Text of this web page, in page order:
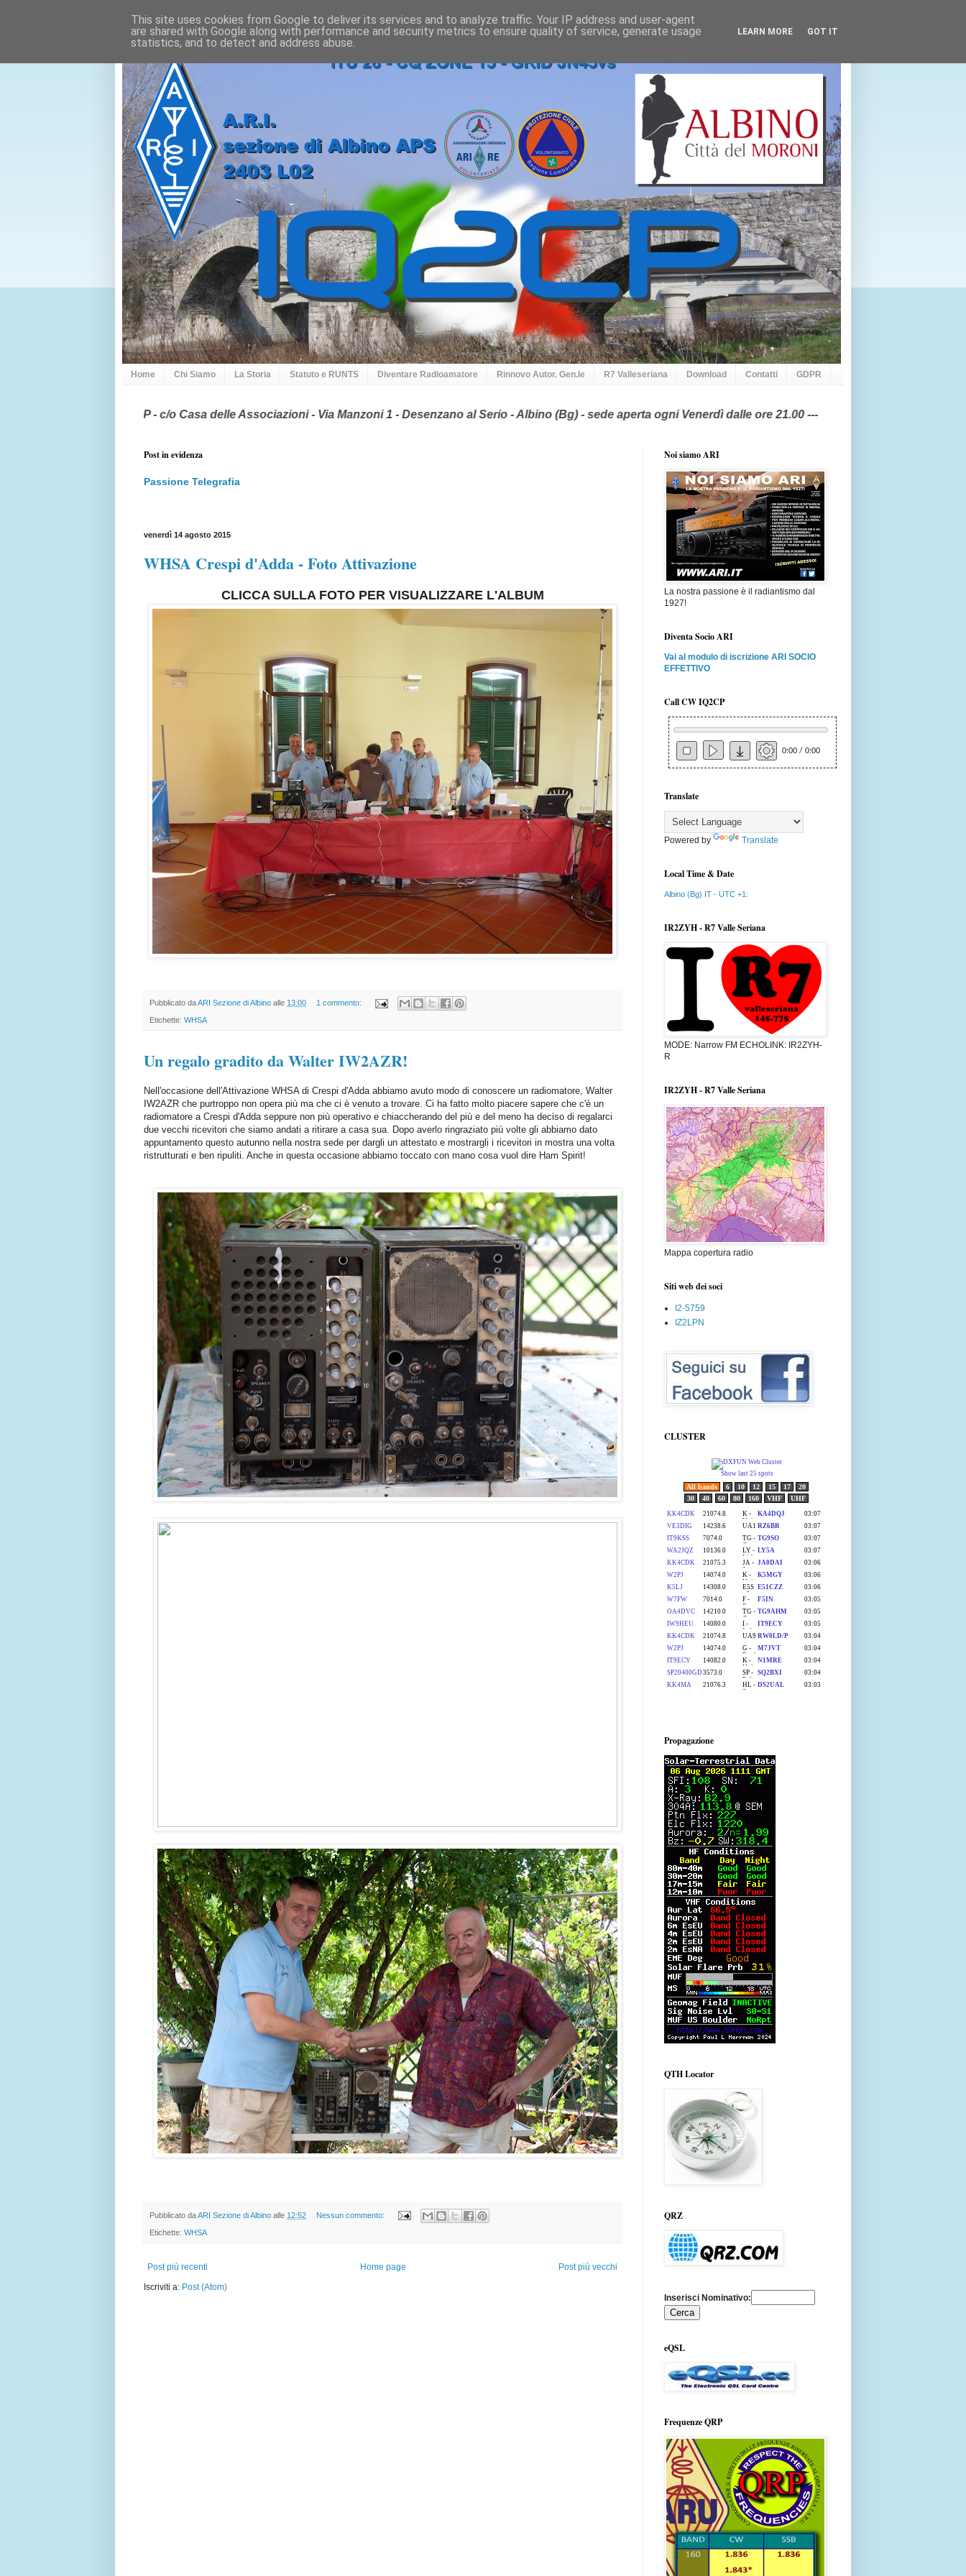
Home Chi Siamo La Storia Statuto e RUNTS Diventare Radioamatore Rinnovo Autor. Gen.le R7 Valleseriana Download Contatti GDPR
- IQ2CP - c/o Casa delle Associazioni - Via Manzoni 1 - Desenzano al Serio - Albino (Bg) - sede aperta ogni Venerdì dalle ore 21.00 ---
Post in evidenza
Passione Telegrafia
venerdì 14 agosto 2015
WHSA Crespi d'Adda - Foto Attivazione
CLICCA SULLA FOTO PER VISUALIZZARE L'ALBUM
Pubblicato daARI Sezione di Albino alle 13:00 1 commento:
Etichette: WHSA
Un regalo gradito da Walter IW2AZR!
Nell'occasione dell'Attivazione WHSA di Crespi d'Adda abbiamo avuto modo di conoscere un radiomatore, Walter
IW2AZR che purtroppo non opera più ma che ci è venuto a trovare. Ci ha fatto molto piacere sapere che c'è un
radiomatore a Crespi d'Adda seppure non più operativo e chiaccherando del più e del meno ha deciso di regalarci
due vecchi ricevitori che siamo andati a ritirare a casa sua. Dopo averlo ringraziato più volte gli abbiamo dato
appuntamento questo autunno nella nostra sede per dargli un attestato e mostrargli i ricevitori in mostra una volta
ristrutturati e ben ripuliti. Anche in questa occasione abbiamo toccato con mano cosa vuol dire Ham Spirit!
Pubblicato daARI Sezione di Albino alle 12:52 Nessun commento:
Etichette: WHSA
Post più recenti Post più vecchi
Home page
Iscriviti a: Post (Atom)
Noi siamo ARI
La nostra passione è il radiantismo dal
1927!
Diventa Socio ARI
Vai al modulo di iscrizione ARI SOCIO
EFFETTIVO
Call CW IQ2CP
0:00 / 0:00
Translate
Powered by Translate
Local Time & Date
Albino (Bg) IT - UTC +1:
IR2ZYH - R7 Valle Seriana
MODE: Narrow FM ECHOLINK: IR2ZYH-
R
IR2ZYH - R7 Valle Seriana
Mappa copertura radio
Siti web dei soci
I2-5759
IZ2LPN
CLUSTER
Propagazione
QTH Locator
QRZ
Inserisci Nominativo:
eQSL
Frequenze QRP
This site uses cookies from Google to deliver its services and to analyze traffic. Your IP address and user-agent
are shared with Google along with performance and security metrics to ensure quality of service, generate usage
statistics, and to detect and address abuse.
LEARN MORE GOT IT